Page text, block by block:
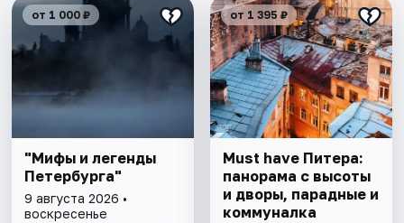
от 1 000 ₽
"Мифы и легенды
Петербурга"
9 августа 2026 •
воскресенье
от 1 395 ₽
Must have Питера:
панорама с высоты
и дворы, парадные и
коммуналка